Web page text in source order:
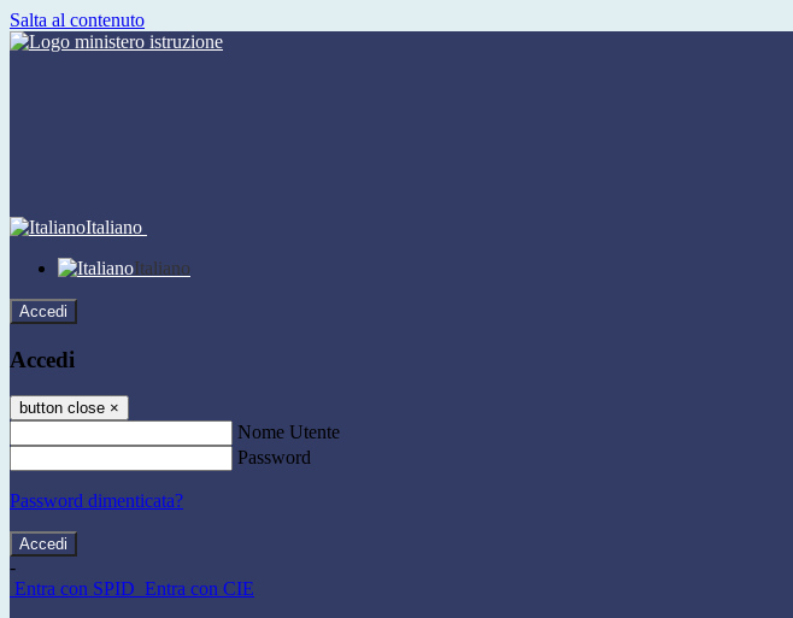
Salta al contenuto
Italiano
Italiano
Accedi
Accedi
button close ×
Nome Utente
Password
Password dimenticata?
-
Entra con SPID Entra con CIE